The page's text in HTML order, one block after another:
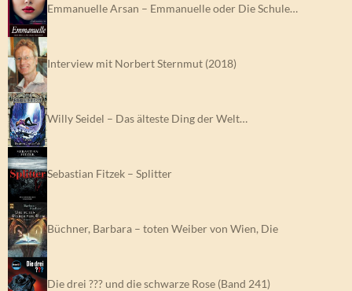
Emmanuelle Arsan – Emmanuelle oder Die Schule…
Interview mit Norbert Sternmut (2018)
Willy Seidel – Das älteste Ding der Welt…
Sebastian Fitzek – Splitter
Büchner, Barbara – toten Weiber von Wien, Die
Die drei ??? und die schwarze Rose (Band 241)